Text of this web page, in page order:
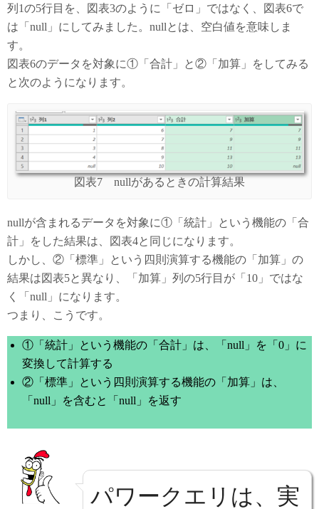
列1の5行目を、図表3のように「ゼロ」ではなく、図表6で
は「null」にしてみました。nullとは、空白値を意味しま
す。
図表6のデータを対象に①「合計」と②「加算」をしてみる
と次のようになります。
図表7 nullがあるときの計算結果
nullが含まれるデータを対象に①「統計」という機能の「合
計」をした結果は、図表4と同じになります。
しかし、②「標準」という四則演算する機能の「加算」の
結果は図表5と異なり、「加算」列の5行目が「10」ではな
く「null」になります。
つまり、こうです。
①「統計」という機能の「合計」は、「null」を「0」に
変換して計算する
②「標準」という四則演算する機能の「加算」は、
「null」を含むと「null」を返す
パワークエリは、実